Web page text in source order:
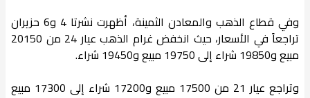
وفي قطاع الذهب والمعادن الثمينة، أظهرت نشرتا 4 و6 حزيران
تراجعاً في الأسعار، حيث انخفض غرام الذهب عيار 24 من 20150
مبيع و19850 شراء إلى 19750 مبيع و19450 شراء.
وتراجع عيار 21 من 17500 مبيع و17200 شراء إلى 17300 مبيع